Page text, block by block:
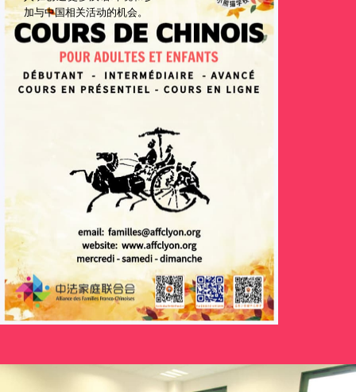
加与中国相关活动的机会。